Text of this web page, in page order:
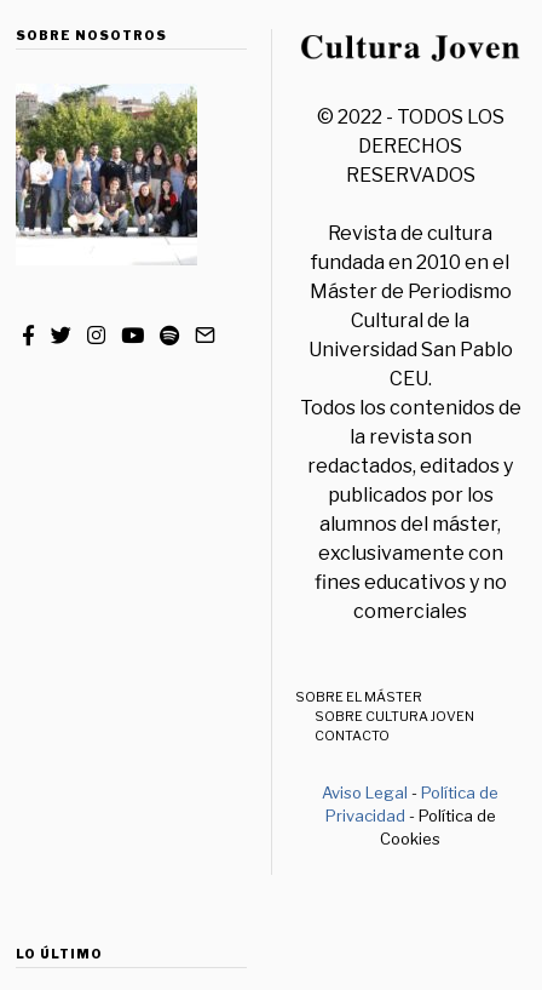
SOBRE NOSOTROS
© 2022 - TODOS LOS
DERECHOS
RESERVADOS
Revista de cultura
fundada en 2010 en el
Máster de Periodismo
Cultural de la
Universidad San Pablo
CEU.
Todos los contenidos de
la revista son
redactados, editados y
publicados por los
alumnos del máster,
exclusivamente con
fines educativos y no
comerciales
SOBRE EL MÁSTER
SOBRE CULTURA JOVEN
CONTACTO
Aviso Legal -Política de
Privacidad - Política de
Cookies
LO ÚLTIMO